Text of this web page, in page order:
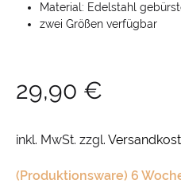
Material: Edelstahl
zwei Größen verfügbar
29,90 €
inkl. MwSt. zzgl.
(Produktionsware) 6